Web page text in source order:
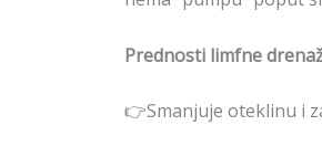
Prednosti limfne
👉Smanjuje oteklinu i